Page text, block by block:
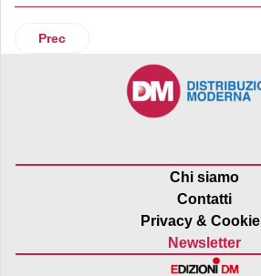
Articolo precedente: Fujitsu
Prec
Chi siamo
Contatti
Privacy &
Newsletter